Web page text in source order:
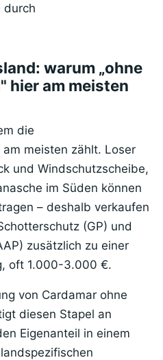
durch
warum „ohne
hier am meisten
die
meisten zählt. Loser
und Windschutzscheibe,
im Süden können
– deshalb verkaufen
(GP) und
zusätzlich zu einer
oft 1.000-3.000 €.
von Cardamar ohne
diesen Stapel an
Eigenanteil in einem